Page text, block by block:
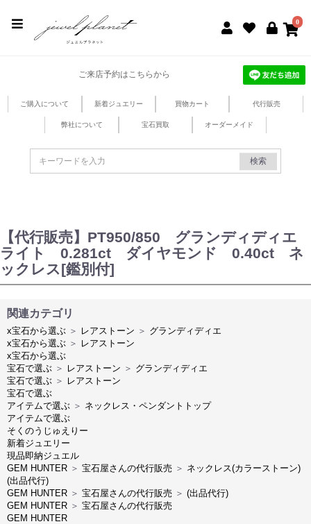
0
ご来店予約はこちらから
ご購入について 新着ジュエリー 買物カート 代行販売
弊社について 宝石買取 オーダーメイド
検索
【代行販売】PT950/850 グランディディエ
ライト 0.281ct ダイヤモンド 0.40ct ネ
ックレス[鑑別付]
関連カテゴリ
x宝石から選ぶ ＞ レアストーン ＞ グランディディエ
x宝石から選ぶ ＞ レアストーン
x宝石から選ぶ
宝石で選ぶ ＞ レアストーン ＞ グランディディエ
宝石で選ぶ ＞ レアストーン
宝石で選ぶ
アイテムで選ぶ ＞ ネックレス・ペンダントトップ
アイテムで選ぶ
そくのうじゅえりー
新着ジュエリー
現品即納ジュエル
GEM HUNTER ＞ 宝石屋さんの代行販売 ＞ ネックレス(カラーストーン)
(出品代行)
GEM HUNTER ＞ 宝石屋さんの代行販売 ＞ (出品代行)
GEM HUNTER ＞ 宝石屋さんの代行販売
GEM HUNTER